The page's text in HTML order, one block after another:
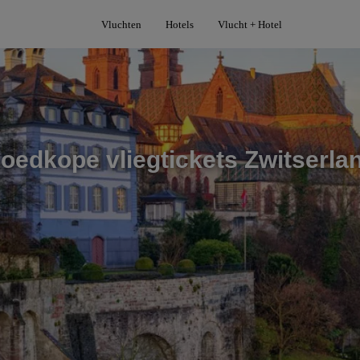
Vluchten Hotels Vlucht + Hotel
vliegtickets